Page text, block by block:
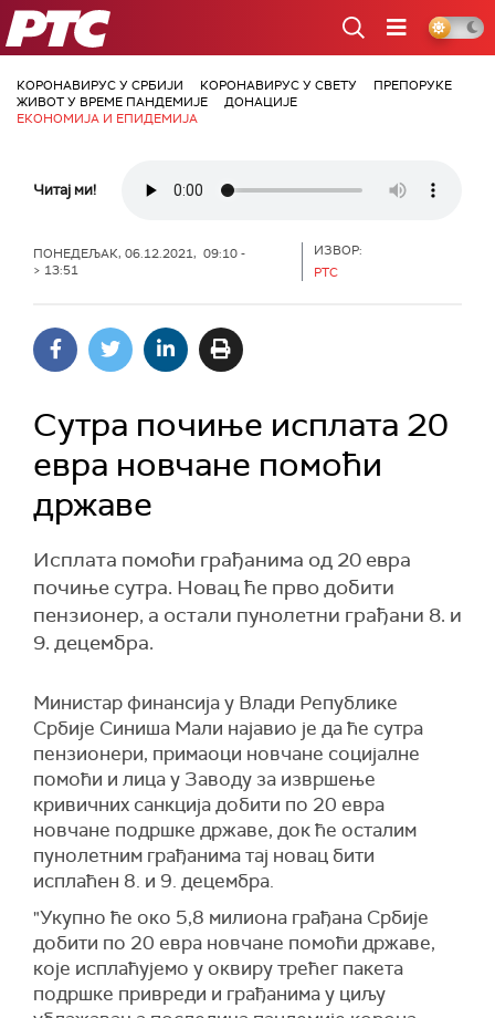
РТС
КОРОНАВИРУС У СРБИЈИ КОРОНАВИРУС У СВЕТУ
ПРЕПОРУКЕ
ЖИВОТ У ВРЕМЕ ПАНДЕМИЈЕ
ДОНАЦИЈЕ
ЕКОНОМИЈА И ЕПИДЕМИЈА
Читај ми!
ПОНЕДЕЉАК, 06.12.2021, 09:10 -
> 13:51
ИЗВОР:
РТС
Сутра почиње исплата 20
евра новчане помоћи
државе
Исплата помоћи грађанима од 20 евра
почиње сутра. Новац ће прво добити
пензионер, а остали пунолетни грађани 8. и
9. децембра.
Министар финансија у Влади Републике
Србије Синиша Мали најавио је да ће сутра
пензионери, примаоци новчане социјалне
помоћи и лица у Заводу за извршење
кривичних санкција добити по 20 евра
новчане подршке државе, док ће осталим
пунолетним грађанима тај новац бити
исплаћен 8. и 9. децембра.
"Укупно ће око 5,8 милиона грађана Србије
добити по 20 евра новчане помоћи државе,
које исплаћујемо у оквиру трећег пакета
подршке привреди и грађанима у циљу